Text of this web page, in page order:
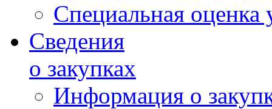
Специальная оценка
Сведения
о закупках
Информация о